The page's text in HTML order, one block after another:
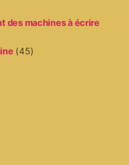
des machines à écrire
(45)